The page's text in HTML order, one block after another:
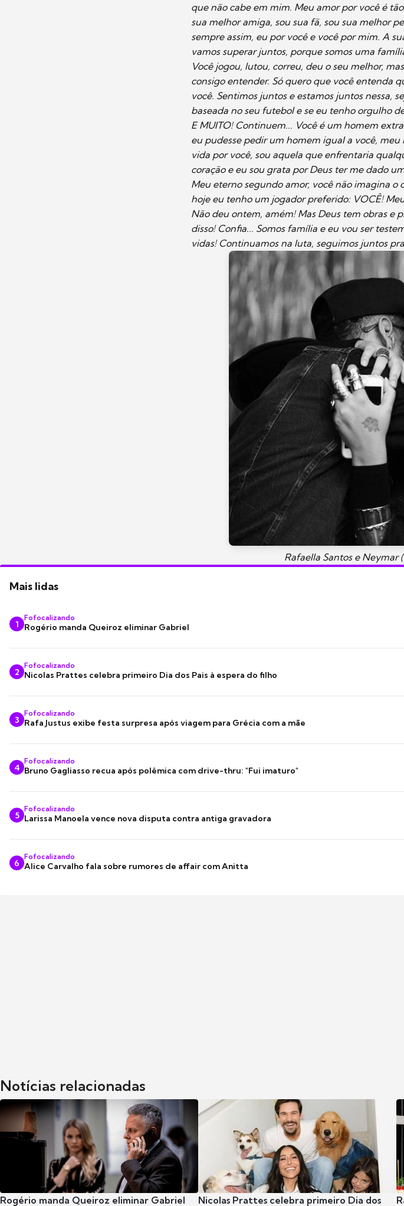
que não cabe em mim. Meu amor por você é
sua melhor amiga, sou sua fã, sou sua melhor
sempre assim, eu por você e você por mim. A
vamos superar juntos, porque somos uma
Você jogou, lutou, correu, deu o seu melhor,
consigo entender. Só quero que você entenda
você. Sentimos juntos e estamos juntos nessa,
baseada no seu futebol e se eu tenho orgulho
E MUITO! Continuem... Você é um homem
eu pudesse pedir um homem igual a você, meu
vida por você, sou aquela que enfrentaria
coração e eu sou grata por Deus ter me dado
Meu eterno segundo amor, você não imagina
hoje eu tenho um jogador preferido: VOCÊ!
Não deu ontem, amém! Mas Deus tem obras e
disso! Confia... Somos família e eu vou ser
vidas! Continuamos na luta, seguimos juntos
Rafaella Santos e
Mais lidas
1
Fofocalizando
Rogério manda Queiroz eliminar Gabriel
2
Fofocalizando
Nicolas Prattes celebra primeiro Dia dos Pais à espera do filho
3
Fofocalizando
Rafa Justus exibe festa surpresa após viagem para Grécia com a mãe
4
Fofocalizando
Bruno Gagliasso recua após polêmica com drive-thru: "Fui imaturo"
5
Fofocalizando
Larissa Manoela vence nova disputa contra antiga gravadora
6
Fofocalizando
Alice Carvalho fala sobre rumores de affair com Anitta
Notícias relacionadas
Rogério manda Queiroz eliminar Gabriel Nicolas Prattes celebra primeiro Dia dos